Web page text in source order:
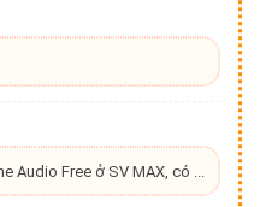
Audio Free ở SV MAX, có ...